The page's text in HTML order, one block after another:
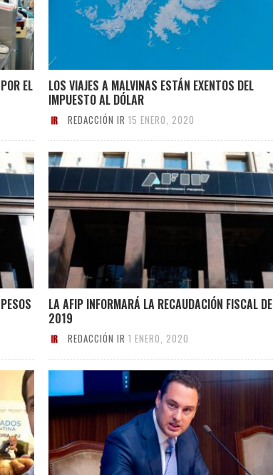
EL
LOS VIAJES A MALVINAS ESTÁN EXENTOS DEL
IMPUESTO AL DÓLAR
REDACCIÓN IR 15 ENERO, 2020
LA AFIP INFORMARÁ LA RECAUDACIÓN FISCAL DE
2019
REDACCIÓN IR 1 ENERO, 2020